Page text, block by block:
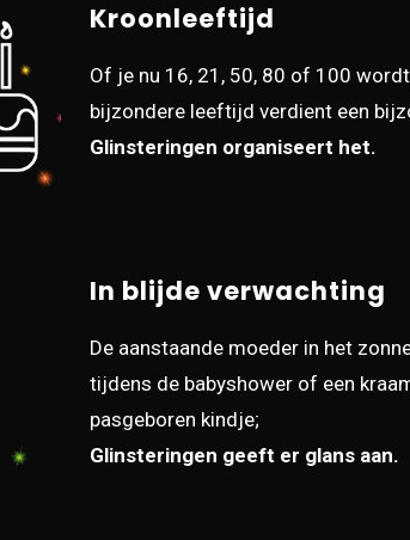
Kroonleeftijd
Of je nu 16, 21, 50, 80 of 100
bijzondere leeftijd verdient een
Glinsteringen organiseert het.
In blijde verwachting
De aanstaande moeder in het
tijdens de babyshower of een
pasgeboren kindje;
Glinsteringen geeft er glans aan.